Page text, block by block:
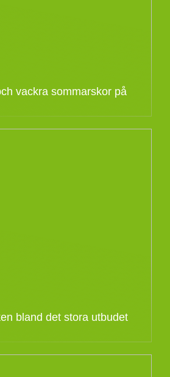
vackra sommarskor på
bland det stora utbudet